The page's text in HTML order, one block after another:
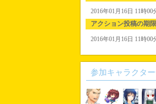
2016年01月16日 11時00
アクション投稿の期限
2016年01月16日 11時00
参加キャラクタ